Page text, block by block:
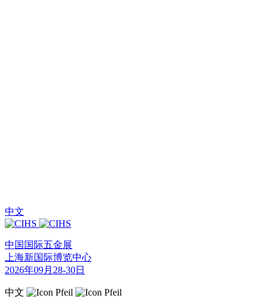
中文
中国国际五金展
上海新国际博览中心
2026年09月28-30日
中文